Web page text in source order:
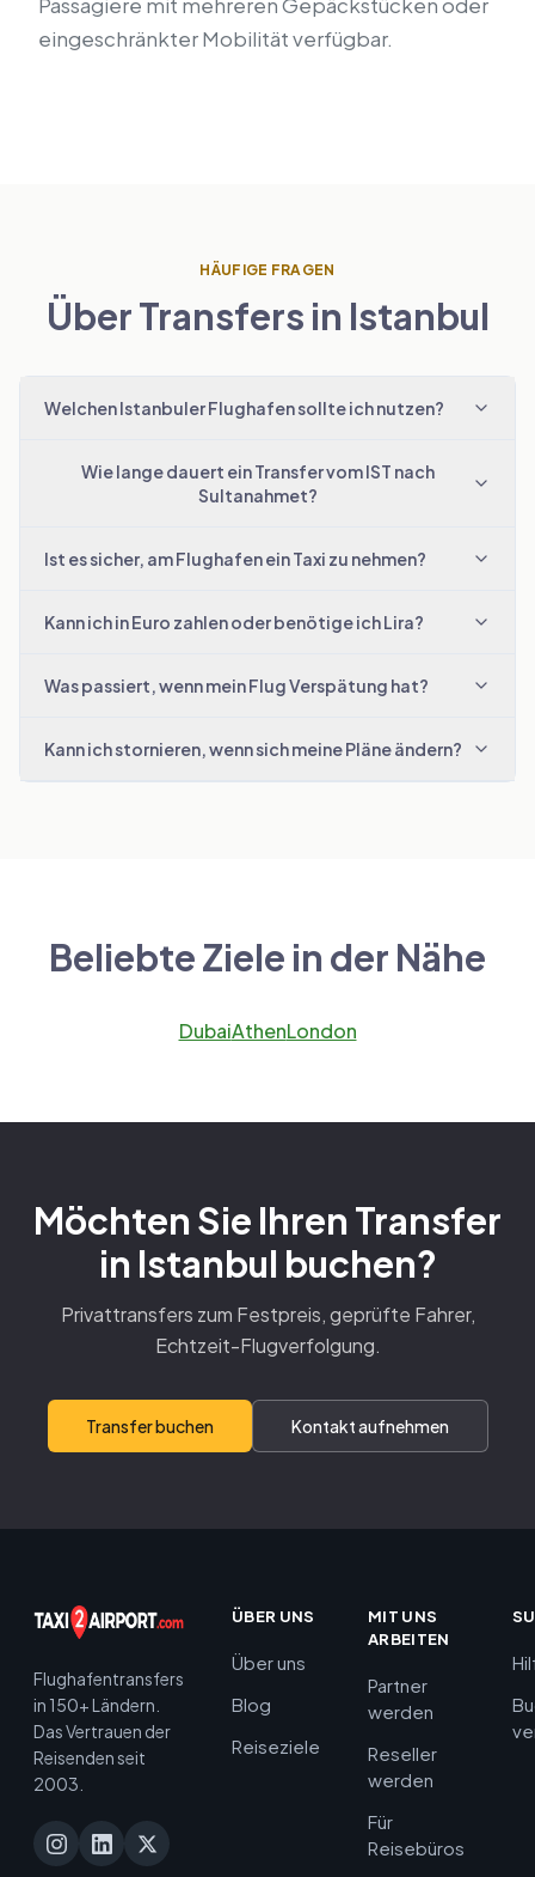
eingeschränkter Mobilität verfügbar.
HÄUFIGE FRAGEN
Über Transfers in Istanbul
Welchen Istanbuler Flughafen sollte ich nutzen?
Wie lange dauert ein Transfer vom IST nach
Sultanahmet?
Ist es sicher, am Flughafen ein Taxi zu nehmen?
Kann ich in Euro zahlen oder benötige ich Lira?
Was passiert, wenn mein Flug Verspätung hat?
Kann ich stornieren, wenn sich meine Pläne ändern?
Beliebte Ziele in der Nähe
DubaiAthenLondon
Möchten Sie Ihren Transfer
in Istanbul buchen?
Privattransfers zum Festpreis, geprüfte Fahrer,
Echtzeit-Flugverfolgung.
Transfer buchen Kontakt aufnehmen
Flughafentransfers
in 150+ Ländern.
Das Vertrauen der
Reisenden seit
2003.
ÜBER UNS
Über uns
Blog
Reiseziele
MIT UNS
ARBEITEN
Partner
werden
Reseller
werden
Für
Reisebüros